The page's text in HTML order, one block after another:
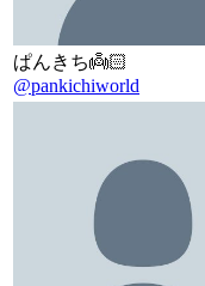
ぱんきち👼🏻
@pankichiworld